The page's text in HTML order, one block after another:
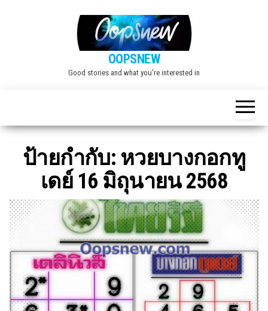
OOPSNEW
Good stories and what you're interested in
ป้ายกำกับ: หวยบางกอกทู
เดย์ 16 มิถุนายน 2568